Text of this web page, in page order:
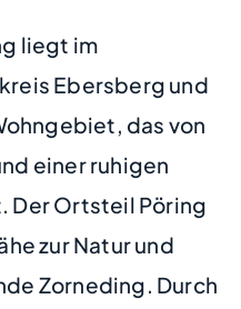
liegt im
Ebersberg und
das von
einer ruhigen
Der Ortsteil Pöring
zur Natur und
Zorneding. Durch